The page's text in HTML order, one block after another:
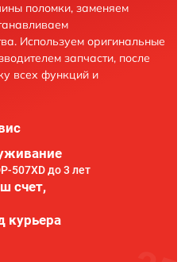
поломки, заменяем
Используем оригинальные
запчасти, после
всех функций и
507XD до 3 лет
счет,
курьера